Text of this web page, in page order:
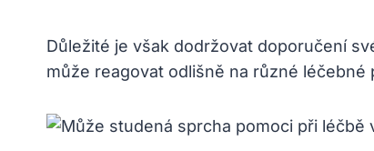
Důležité je však dodržovat doporučení
může reagovat odlišně na různé